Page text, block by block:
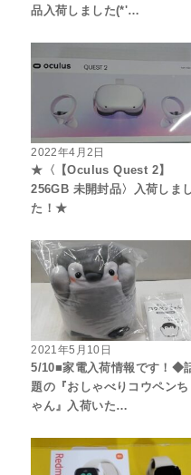
品入荷しました(*'…
2022年4月2日
★〈【Oculus Quest 2】
256GB 未開封品〉入荷しま
た！★
2021年5月10日
5/10■家電入荷情報です！◆
題の『おしゃべりコウペンち
ゃん』入荷いた…